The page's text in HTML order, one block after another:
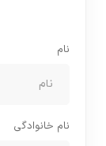
نام
نام خانوادگی